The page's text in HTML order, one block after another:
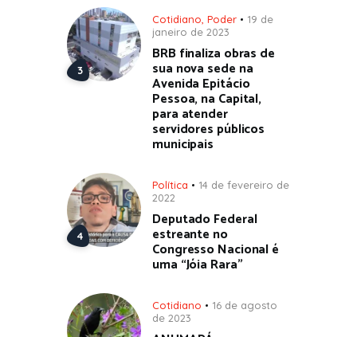
Cotidiano Poder
19 de
janeiro de 2023
BRB finaliza obras de
sua nova sede na
Avenida Epitácio
Pessoa, na Capital,
para atender
servidores públicos
municipais
Política
14 de fevereiro de
2022
Deputado Federal
estreante no
Congresso Nacional é
uma “Jóia Rara”
Cotidiano
16 de agosto
de 2023